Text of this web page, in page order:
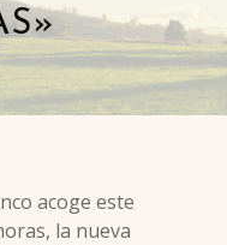
acoge este
la nueva